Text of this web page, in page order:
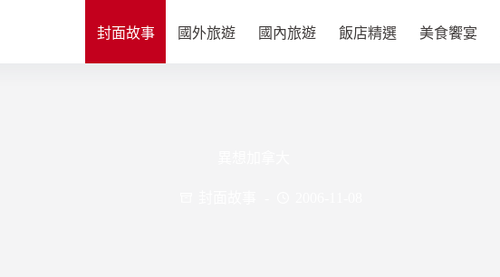
封面故事 國外旅遊 國內旅遊 飯店精選 美食饗宴